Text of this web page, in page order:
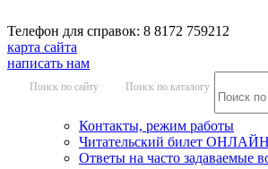
Телефон для справок: 8 8172 759212
карта сайта
написать нам
Поиск по сайту Поиск по каталогу
Контакты, режим работы
Читательский билет ОНЛАЙН
Ответы на часто задаваемые